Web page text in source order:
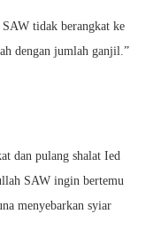
tidak berangkat ke
dengan jumlah ganjil.”
dan pulang shalat Ied
SAW ingin bertemu
menyebarkan syiar